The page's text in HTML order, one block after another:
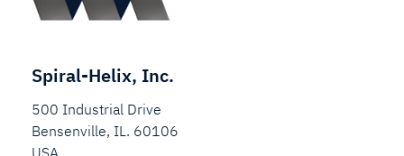
Spiral-Helix, Inc.
500 Industrial Drive
Bensenville, IL. 60106
USA